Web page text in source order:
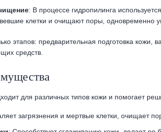
: В процессе гидропилинга
клетки и очищают поры,
этапов: предварительная подготовка
средств.
для различных типов кожи и помогает
загрязнения и мертвые клетки, очищает